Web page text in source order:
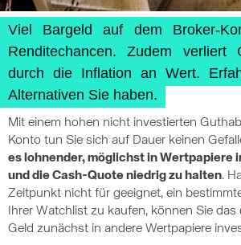
Viel Bargeld auf dem Broker-
Renditechancen. Zudem verliert
durch die Inflation an Wert.
Alternativen Sie haben.
Mit einem hohen nicht investierten
Konto tun Sie sich auf Dauer keinen
es lohnender, möglichst in Wertpapiere
und die Cash-Quote niedrig zu halten.
Zeitpunkt nicht für geeignet, ein
Ihrer Watchlist zu kaufen, können Sie
Geld zunächst in andere Wertpapiere